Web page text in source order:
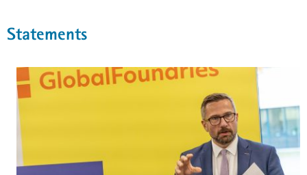
Statements